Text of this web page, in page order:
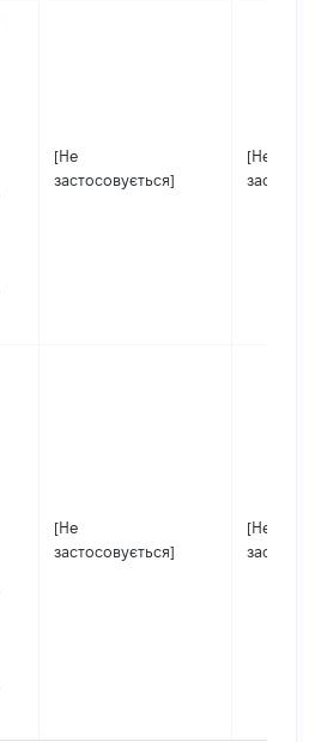
[Не
застосовується]
[Не
[Не
застосовується]
[Не